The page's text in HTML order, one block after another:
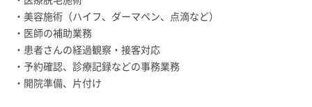
・美容施術（ハイフ、ダーマペン、点滴など）
・医師の補助業務
・患者さんの経過観察・接客対応
・予約確認、診療記録などの事務業務
・開院準備、片付け